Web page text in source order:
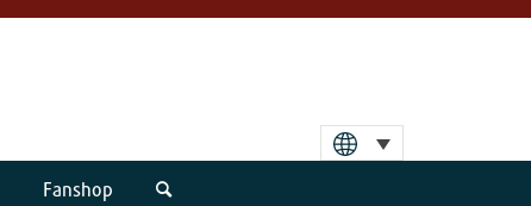
Fanshop